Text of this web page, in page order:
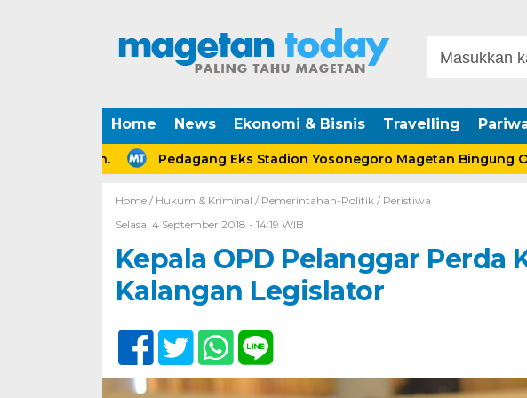
Home News Ekonomi & Bisnis Travelling
Pedagang Eks Stadion Yosonegoro Magetan Bingung Omset
Home / Hukum & Kriminal / Pemerintahan-Politik/ Peristiwa
Selasa, 4 September 2018 - 14:19 WIB
Kepala OPD Pelanggar Perda
Kalangan Legislator